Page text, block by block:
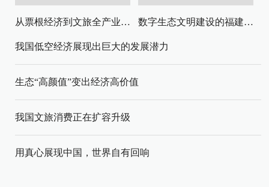
从票根经济到文旅全产业链升级 数字生态文明建设的福建路径与启示
我国低空经济展现出巨大的发展潜力
生态“高颜值”变出经济高价值
我国文旅消费正在扩容升级
用真心展现中国，世界自有回响